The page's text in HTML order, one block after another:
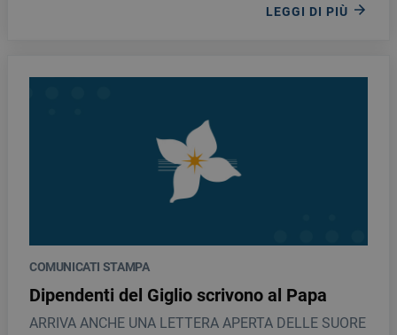
LEGGI DI PIÙ
COMUNICATI STAMPA
Dipendenti del Giglio scrivono al Papa
ARRIVA ANCHE UNA LETTERA APERTA DELLE SUORE